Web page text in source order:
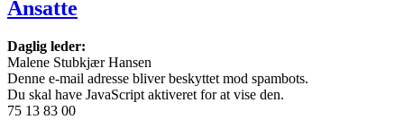
Ansatte
Daglig leder:
Malene Stubkjær Hansen
Denne e-mail adresse bliver beskyttet mod spambots.
Du skal have JavaScript aktiveret for at vise den.
75 13 83 00